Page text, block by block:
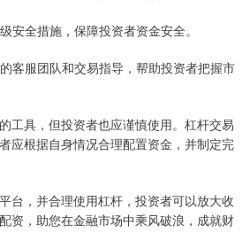
安全措施，保障投资者资金安全。
客服团队和交易指导，帮助投资者把握市
工具，但投资者也应谨慎使用。杠杆交易
应根据自身情况合理配置资金，并制定完
台，并合理使用杠杆，投资者可以放大收
资，助您在金融市场中乘风破浪，成就财